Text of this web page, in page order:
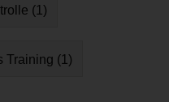
(1)
Training (1)